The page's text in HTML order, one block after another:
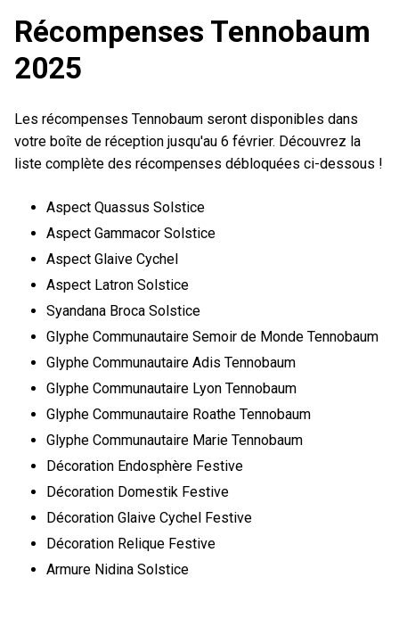
Récompenses Tennobaum
2025
Les récompenses Tennobaum seront disponibles dans
votre boîte de réception jusqu'au 6 février. Découvrez la
liste complète des récompenses débloquées ci-dessous !
Aspect Quassus Solstice
Aspect Gammacor Solstice
Aspect Glaive Cychel
Aspect Latron Solstice
Syandana Broca Solstice
Glyphe Communautaire Semoir de Monde Tennobaum
Glyphe Communautaire Adis Tennobaum
Glyphe Communautaire Lyon Tennobaum
Glyphe Communautaire Roathe Tennobaum
Glyphe Communautaire Marie Tennobaum
Décoration Endosphère Festive
Décoration Domestik Festive
Décoration Glaive Cychel Festive
Décoration Relique Festive
Armure Nidina Solstice